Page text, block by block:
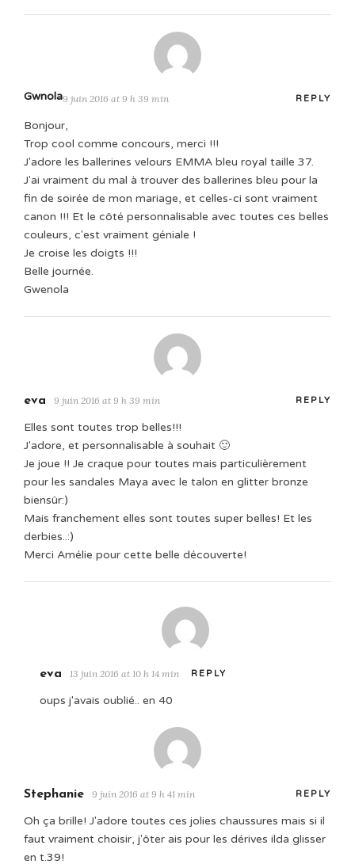
Gwnola9 juin 2016 at 9 h 39 min REPLY
Bonjour,
Trop cool comme concours, merci !!!
J'adore les ballerines velours EMMA bleu royal taille 37.
J'ai vraiment du mal à trouver des ballerines bleu pour la
fin de soirée de mon mariage, et celles-ci sont vraiment
canon !!! Et le côté personnalisable avec toutes ces belles
couleurs, c'est vraiment géniale !
Je croise les doigts !!!
Belle journée.
Gwenola
eva 9 juin 2016 at 9 h 39 min REPLY
Elles sont toutes trop belles!!!
J'adore, et personnalisable à souhait 🙂
Je joue !! Je craque pour toutes mais particulièrement
pour les sandales Maya avec le talon en glitter bronze
biensûr:)
Mais franchement elles sont toutes super belles! Et les
derbies..:)
Merci Amélie pour cette belle découverte!
eva 13 juin 2016 at 10 h 14 min REPLY
oups j'avais oublié.. en 40
Stephanie 9 juin 2016 at 9 h 41 min REPLY
Oh ça brille! J'adore toutes ces jolies chaussures mais si il
faut vraiment choisir, j'ôter ais pour les dérives ilda glisser
en t.39!